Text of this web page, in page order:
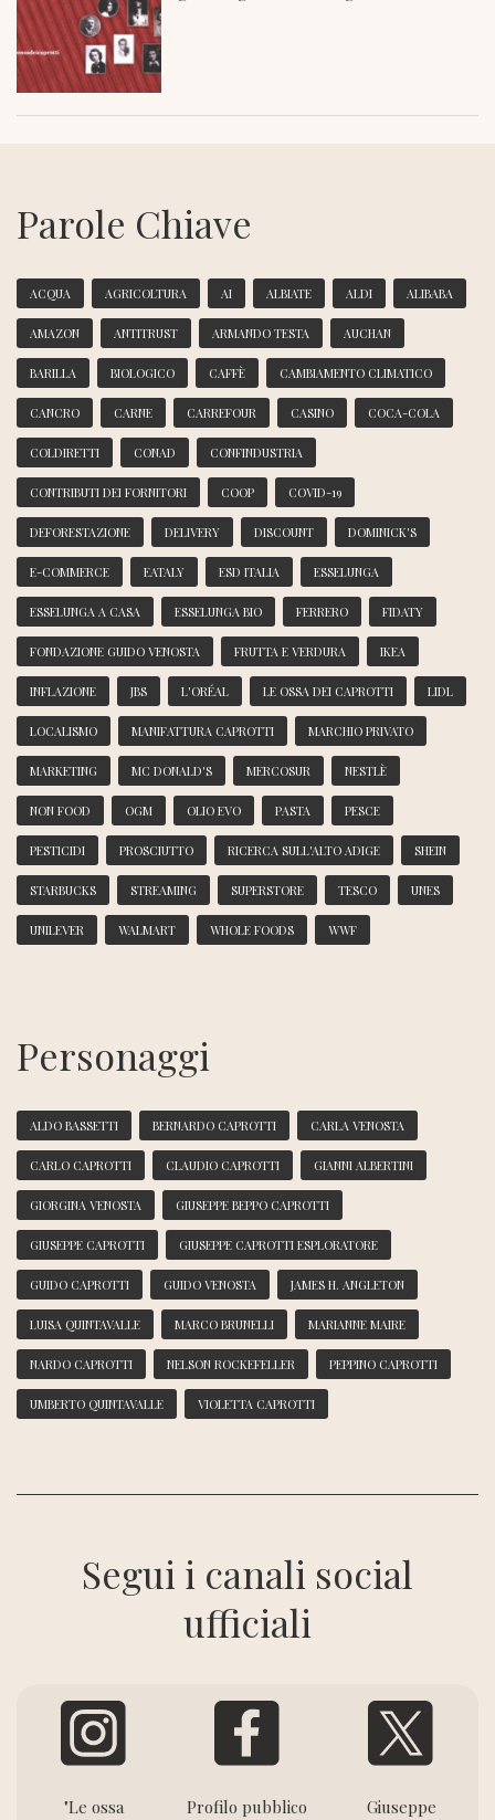
Parole Chiave
ACQUA AGRICOLTURA AI ALBIATE ALDI ALIBABA
AMAZON ANTITRUST ARMANDO TESTA AUCHAN
BARILLA BIOLOGICO CAFFÈ CAMBIAMENTO CLIMATICO
CANCRO CARNE CARREFOUR CASINO COCA-COLA
COLDIRETTI CONAD CONFINDUSTRIA
CONTRIBUTI DEI FORNITORI COOP COVID-19
DEFORESTAZIONE DELIVERY DISCOUNT DOMINICK'S
E-COMMERCE EATALY ESD ITALIA ESSELUNGA
ESSELUNGA A CASA ESSELUNGA BIO FERRERO FIDATY
FONDAZIONE GUIDO VENOSTA FRUTTA E VERDURA IKEA
INFLAZIONE JBS L'ORÉAL LE OSSA DEI CAPROTTI LIDL
LOCALISMO MANIFATTURA CAPROTTI MARCHIO PRIVATO
MARKETING MC DONALD'S MERCOSUR NESTLÈ
NON FOOD OGM OLIO EVO PASTA PESCE
PESTICIDI PROSCIUTTO RICERCA SULL'ALTO ADIGE SHEIN
STARBUCKS STREAMING SUPERSTORE TESCO UNES
UNILEVER WALMART WHOLE FOODS WWF
Personaggi
ALDO BASSETTI BERNARDO CAPROTTI CARLA VENOSTA
CARLO CAPROTTI CLAUDIO CAPROTTI GIANNI ALBERTINI
GIORGINA VENOSTA GIUSEPPE BEPPO CAPROTTI
GIUSEPPE CAPROTTI GIUSEPPE CAPROTTI ESPLORATORE
GUIDO CAPROTTI GUIDO VENOSTA JAMES H. ANGLETON
LUISA QUINTAVALLE MARCO BRUNELLI MARIANNE MAIRE
NARDO CAPROTTI NELSON ROCKEFELLER PEPPINO CAPROTTI
UMBERTO QUINTAVALLE VIOLETTA CAPROTTI
Segui i canali social
ufficiali
"Le ossa
Profilo pubblico
Giuseppe